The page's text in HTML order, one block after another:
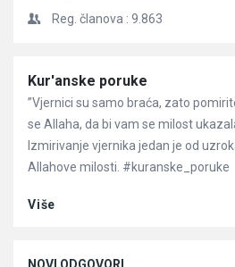
Reg. članova : 9.863
Članci
Kur'anske poruke
”Vjernici su samo braća, zato
se Allaha, da bi vam se milost
Izmirivanje vjernika jedan je od
Allahove milosti. #kuranske_poruke
Više